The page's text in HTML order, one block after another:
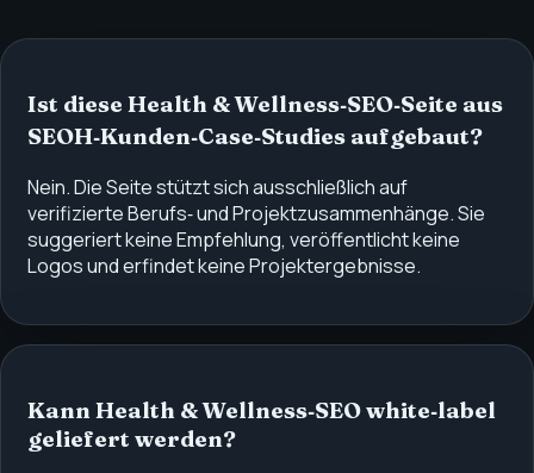
Ist diese Health & Wellness‑SEO‑Seite aus
SEOH‑Kunden‑Case‑Studies aufgebaut?
Nein. Die Seite stützt sich ausschließlich auf
verifizierte Berufs‑ und Projektzusammenhänge. Sie
suggeriert keine Empfehlung, veröffentlicht keine
Logos und erfindet keine Projektergebnisse.
Kann Health & Wellness‑SEO white‑label
geliefert werden?